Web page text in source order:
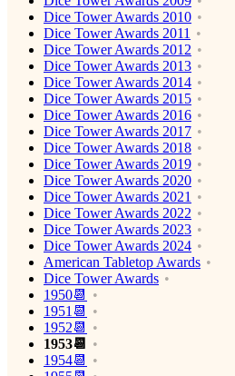
Dice Tower Awards 2010
Dice Tower Awards 2011
Dice Tower Awards 2012
Dice Tower Awards 2013
Dice Tower Awards 2014
Dice Tower Awards 2015
Dice Tower Awards 2016
Dice Tower Awards 2017
Dice Tower Awards 2018
Dice Tower Awards 2019
Dice Tower Awards 2020
Dice Tower Awards 2021
Dice Tower Awards 2022
Dice Tower Awards 2023
Dice Tower Awards 2024
American Tabletop Awards
Dice Tower Awards
1950📆
1951📆
1952📆
1953📆
1954📆